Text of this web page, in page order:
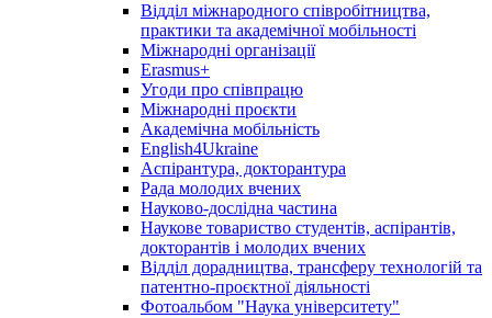
Відділ міжнародного співробітництва,
практики та академічної мобільності
Міжнародні організації
Erasmus+
Угоди про співпрацю
Міжнародні проєкти
Академічна мобільність
English4Ukraine
Аспірантура, докторантура
Рада молодих вчених
Науково-дослідна частина
Наукове товариство студентів, аспірантів,
докторантів і молодих вчених
Відділ дорадництва, трансферу технологій та
патентно-проєктної діяльності
Фотоальбом "Наука університету"